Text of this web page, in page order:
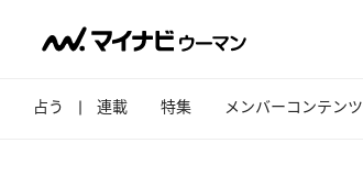
占う 連載 特集 メンバーコンテンツ